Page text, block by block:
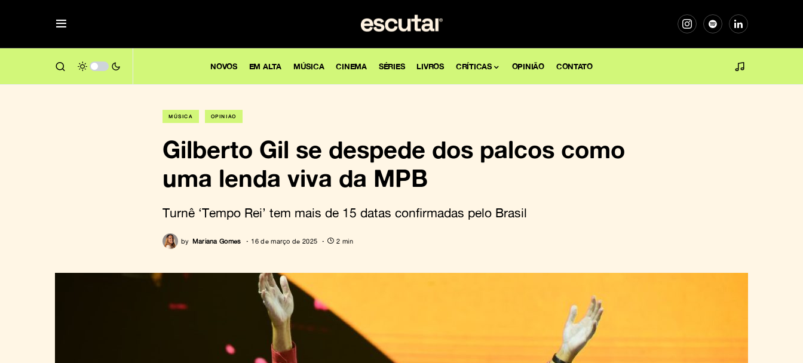
NOVOS EM ALTA MÚSICA CINEMA SÉRIES LIVROS CRÍTICAS OPINIÃO CONTATO
MÚSICA OPINIÃO
Gilberto Gil se despede dos palcos como
uma lenda viva da MPB
Turnê ‘Tempo Rei’ tem mais de 15 datas confirmadas pelo Brasil
by Mariana Gomes 16 de março de 2025 2 min